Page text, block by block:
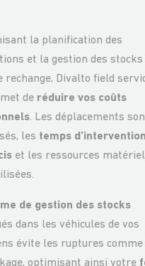
la planification des
et la gestion des stocks
rechange, Divalto field
de réduire vos coûts
. Les déplacements
les temps d’intervention
et les ressources
de gestion des stocks
dans les véhicules de vos
évite les ruptures comme
optimisant ainsi votre